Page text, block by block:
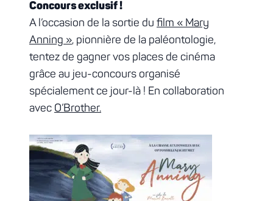
Concours exclusif !
A l’occasion de la sortie du film « Mary
Anning », pionnière de la paléontologie,
tentez de gagner vos places de cinéma
grâce au jeu-concours organisé
spécialement ce jour-là ! En collaboration
avec O’Brother.